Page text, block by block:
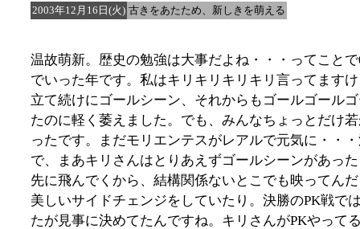
2003年12月16日(火) 古きをあたため、新しきを萌える
温故萌新。歴史の勉強は大事だよね・・・ってこと
でいった年です。私はキリキリキリキリ言ってます
立て続けにゴールシーン、それからもゴールゴール
たのに軽く萎えました。でも、みんなちょっとだけ
ったです。まだモリエンテスがレアルで元気に・・
で、まあキリさんはとりあえずゴールシーンがあっ
先に飛んでくから、結構関係ないとこでも映ってん
美しいサイドチェンジをしていたり。決勝のPK戦で
たが見事に決めてたんですね。キリさんがPKやって